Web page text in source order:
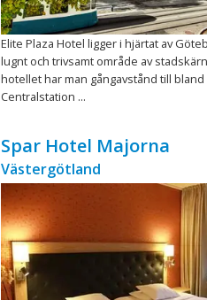
Elite Plaza Hotel ligger i hjärtat av
lugnt och trivsamt område av
hotellet har man gångavstånd till
Centralstation ...
Spar Hotel Majorna
Västergötland